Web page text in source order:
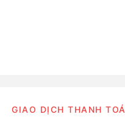
GIAO DỊCH THANH